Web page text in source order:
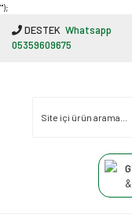
"');
DESTEK Whatsapp
05359609675